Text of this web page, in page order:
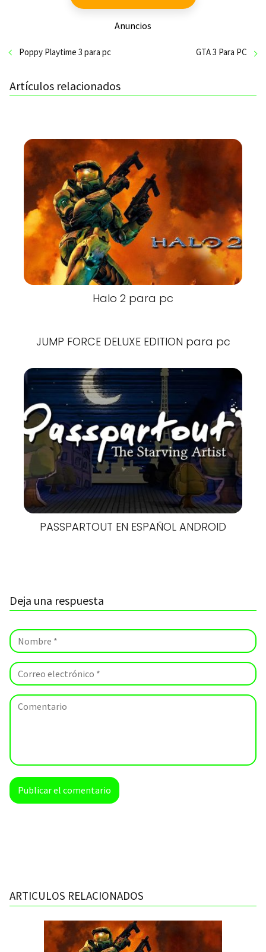
Anuncios
Poppy Playtime 3 para pc GTA 3 Para PC
Artículos relacionados
Halo 2 para pc
JUMP FORCE DELUXE EDITION para pc
PASSPARTOUT EN ESPAÑOL ANDROID
Deja una respuesta
ARTICULOS RELACIONADOS